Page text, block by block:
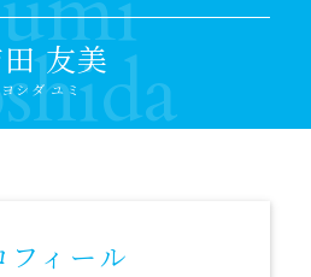
友美
ヨシダ ユミ
フィール